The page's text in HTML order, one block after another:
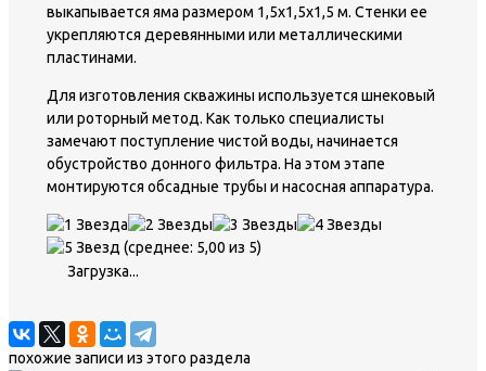
выкапывается яма размером 1,5х1,5х1,5 м. Стенки ее
укрепляются деревянными или металлическими
пластинами.
Для изготовления скважины используется шнековый
или роторный метод. Как только специалисты
замечают поступление чистой воды, начинается
обустройство донного фильтра. На этом этапе
монтируются обсадные трубы и насосная аппаратура.
(среднее: 5,00 из 5)
Загрузка...
похожие записи из этого раздела